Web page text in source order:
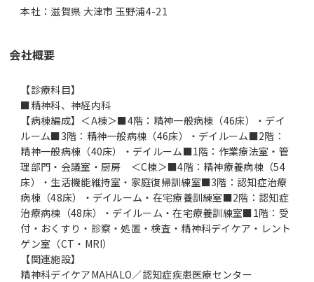
本社：滋賀県 大津市 玉野浦4-21
会社概要
【診療科目】
■精神科、神経内科
【病棟編成】＜A棟＞■4階：精神一般病棟（46床）・デイ
ルーム■3階：精神一般病棟（46床）・デイルーム■2階：
精神一般病棟（40床）・デイルーム■1階：作業療法室・管
理部門・会議室・厨房 ＜C棟＞■4階：精神療養病棟（54
床）・生活機能維持室・家庭復帰訓練室■3階：認知症治療
病棟（48床）・デイルーム・在宅療養訓練室■2階：認知症
治療病棟（48床）・デイルーム・在宅療養訓練室■1階：受
付・おくすり・診察・処置・検査・精神科デイケア・レント
ゲン室（CT・MRI）
【関連施設】
精神科デイケアMAHALO／認知症疾患医療センター